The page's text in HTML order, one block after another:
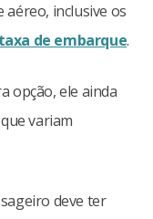
inclusive os
taxa de embarque.
opção, ele ainda
variam
deve ter